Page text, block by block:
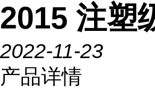
2015 注塑
2022-11-23
产品详情